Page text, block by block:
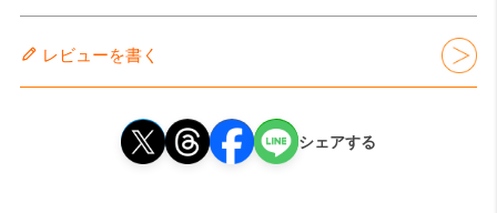
レビューを書く
シェアする